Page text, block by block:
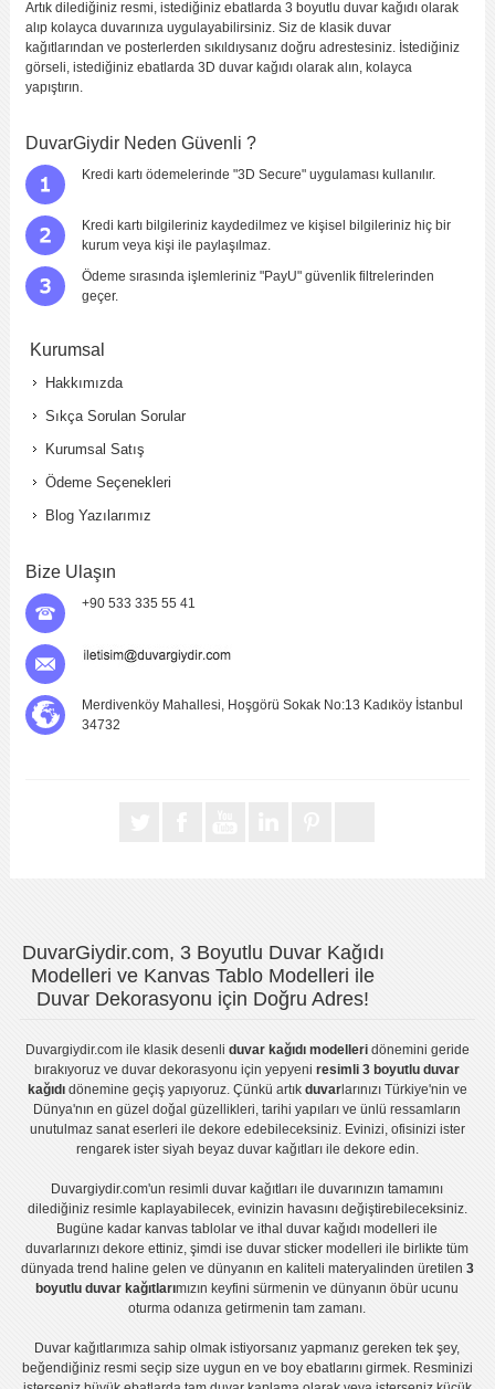
Yorumunuzun Başlığı
Yorum
Yorumu Gönder
Artık dilediğiniz resmi, istediğiniz ebatlarda 3 boyutlu duvar kağıdı olarak
alıp kolayca duvarınıza uygulayabilirsiniz. Siz de klasik duvar
kağıtlarından ve posterlerden sıkıldıysanız doğru adrestesiniz. İstediğiniz
görseli, istediğiniz ebatlarda 3D duvar kağıdı olarak alın, kolayca
yapıştırın.
DuvarGiydir Neden Güvenli ?
Kredi kartı ödemelerinde "3D Secure" uygulaması kullanılır.
Kredi kartı bilgileriniz kaydedilmez ve kişisel bilgileriniz hiç bir
kurum veya kişi ile paylaşılmaz.
Ödeme sırasında işlemleriniz "PayU" güvenlik filtrelerinden
geçer.
Kurumsal
Hakkımızda
Sıkça Sorulan Sorular
Kurumsal Satış
Ödeme Seçenekleri
Blog Yazılarımız
Bize Ulaşın
+90 533 335 55 41
Merdivenköy Mahallesi, Hoşgörü Sokak No:13 Kadıköy İstanbul
34732
DuvarGiydir.com, 3 Boyutlu Duvar Kağıdı
Modelleri ve Kanvas Tablo Modelleri ile
Duvar Dekorasyonu için Doğru Adres!
Duvargiydir.comile klasik desenli duvar kağıdı modelleridönemini geride
bırakıyoruz veduvar dekorasyonu için yepyeniresimli 3 boyutlu duvar
kağıdıdönemine geçiş yapıyoruz. Çünkü artık duvarlarınızı Türkiye'nin ve
Dünya'nın en güzel doğal güzellikleri, tarihi yapıları ve ünlü ressamların
unutulmaz sanat eserleri ile dekore edebileceksiniz. Evinizi, ofisinizi ister
rengarek ister siyah beyaz duvar kağıtlarıile dekore edin.
Duvargiydir.com'unresimli duvar kağıtları ile duvarınızın tamamını
dilediğiniz resimle kaplayabilecek, evinizin havasını değiştirebileceksiniz.
Bugüne kadar kanvas tablo lar veithal duvar kağıdı modelleri ile
duvarlarınızı dekore ettiniz, şimdi iseduvar sticker modelleri ile birlikte tüm
dünyada trend haline gelen ve dünyanın en kaliteli materyalinden üretilen 3
boyutlu duvar kağıtlarımızın keyfini sürmenin ve dünyanın öbür ucunu
oturma odanıza getirmenin tam zamanı.
Duvar kağıtlarımıza sahip olmak istiyorsanız yapmanız gereken tek şey,
beğendiğiniz resmi seçip size uygun en ve boy ebatlarını girmek. Resminizi